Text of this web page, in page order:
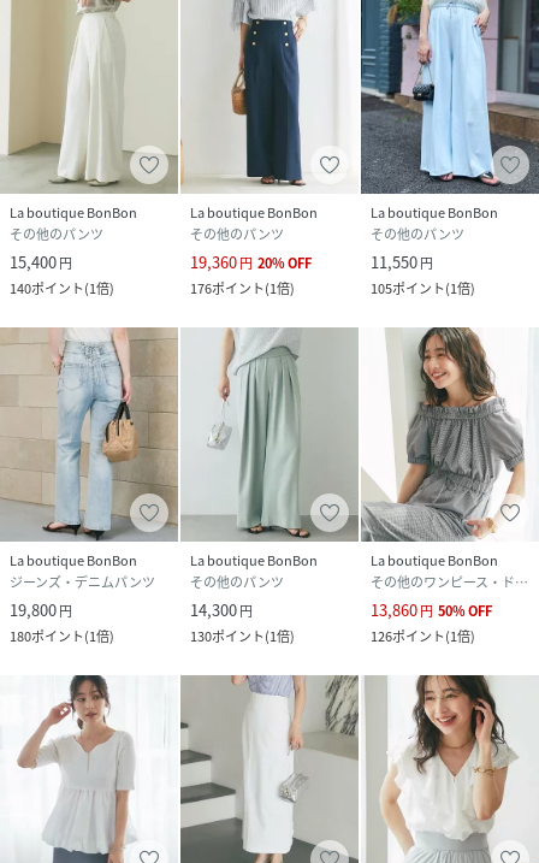
La boutique BonBon
その他のパンツ
15,400円
140ポイント(1倍)
La boutique BonBon
その他のパンツ
19,360円 20%OFF
176ポイント(1倍)
La boutique BonBon
その他のパンツ
11,550円
105ポイント(1倍)
La boutique BonBon
ジーンズ・デニムパンツ
19,800円
180ポイント(1倍)
La boutique BonBon
その他のパンツ
14,300円
130ポイント(1倍)
La boutique BonBon
その他のワンピース・ドレス
13,860円 50%OFF
126ポイント(1倍)